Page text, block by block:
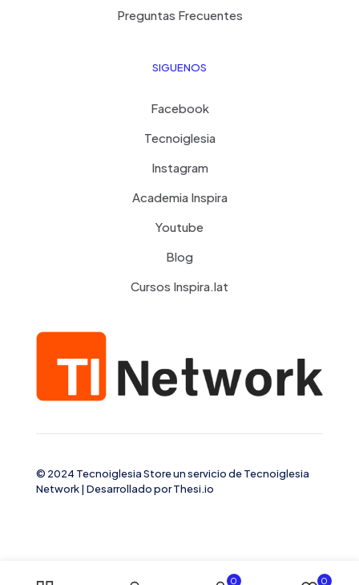
Preguntas Frecuentes
SIGUENOS
Facebook
Tecnoiglesia
Instagram
Academia Inspira
Youtube
Blog
Cursos Inspira.lat
© 2024 Tecnoiglesia Store un servicio deTecnoiglesia
Network| Desarrollado porThesi.io
0 0